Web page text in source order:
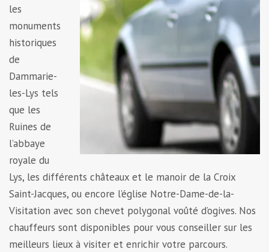
les
monuments
historiques
de
Dammarie-
les-Lys tels
que les
Ruines de
l’abbaye
royale du
Lys, les différents châteaux et le manoir de la Croix
Saint-Jacques, ou encore l’église Notre-Dame-de-la-
Visitation avec son chevet polygonal voûté d’ogives. Nos
chauffeurs sont disponibles pour vous conseiller sur les
meilleurs lieux à visiter et enrichir votre parcours.